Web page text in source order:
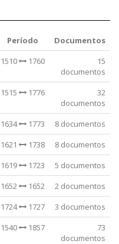
Período
Documentos
1510 1760
15
documentos
1515 1776
32
documentos
1634 1773
8 documentos
1621 1738
8 documentos
1619 1723
5 documentos
1652 1652
2 documentos
1724 1727
3 documentos
1540 1857
73
documentos